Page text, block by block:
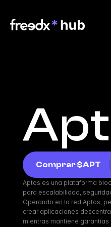
Comprar $APT
Aptos es una plataforma
para escalabilidad,
Operando en la red Aptos,
crear aplicaciones
mientras mantiene